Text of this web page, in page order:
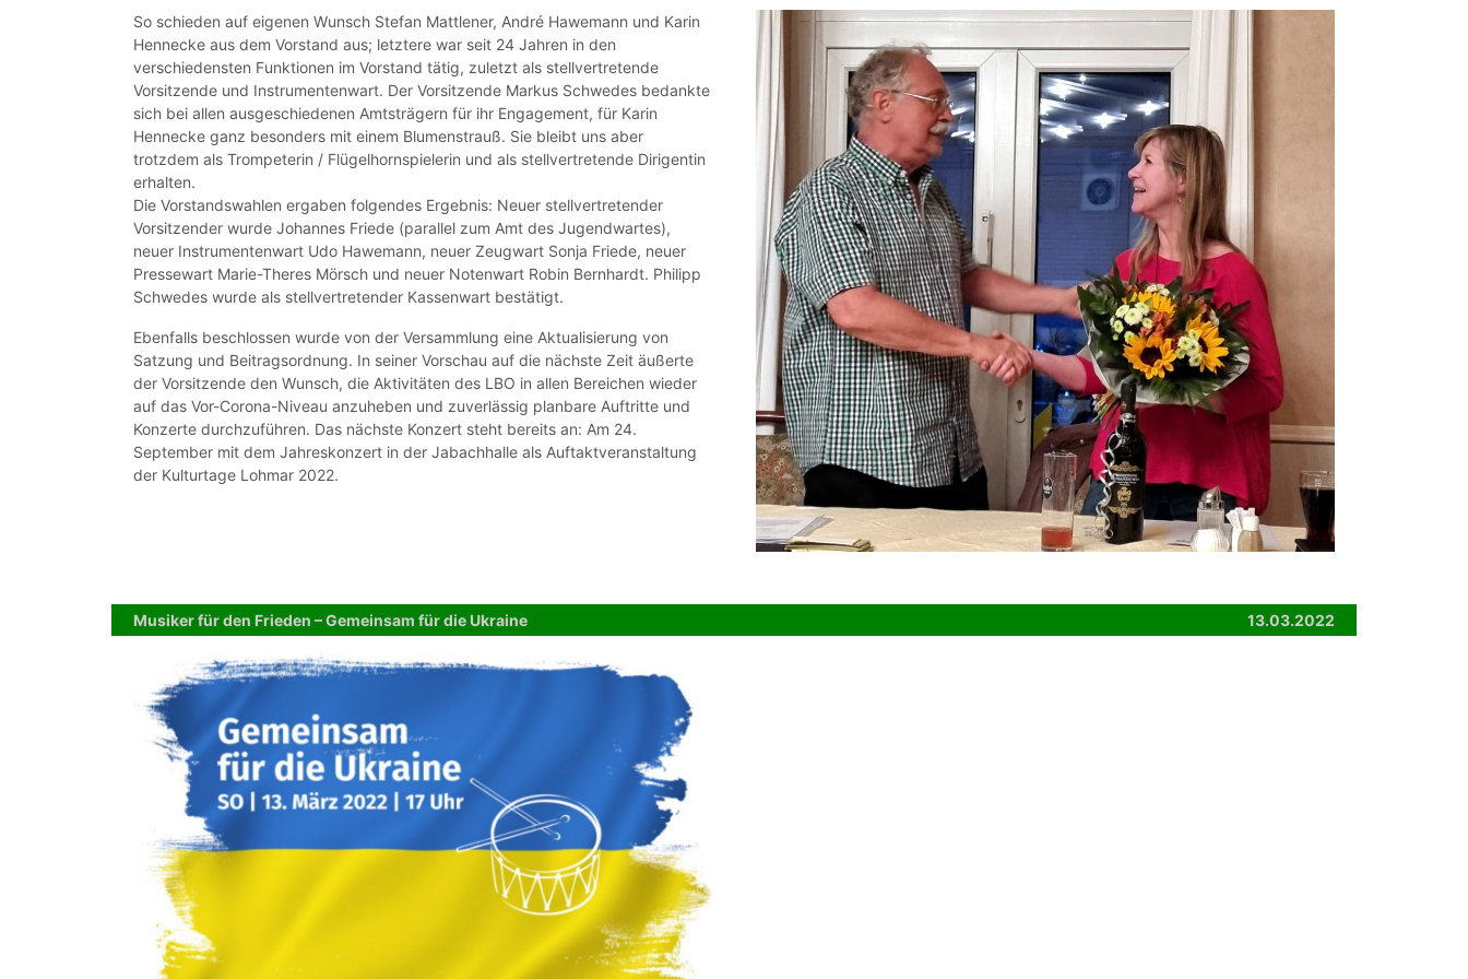
So schieden auf eigenen Wunsch Stefan Mattlener, André Hawemann und Karin
Hennecke aus dem Vorstand aus; letztere war seit 24 Jahren in den
verschiedensten Funktionen im Vorstand tätig, zuletzt als stellvertretende
Vorsitzende und Instrumentenwart. Der Vorsitzende Markus Schwedes bedankte
sich bei allen ausgeschiedenen Amtsträgern für ihr Engagement, für Karin
Hennecke ganz besonders mit einem Blumenstrauß. Sie bleibt uns aber
trotzdem als Trompeterin / Flügelhornspielerin und als stellvertretende Dirigentin
erhalten.
Die Vorstandswahlen ergaben folgendes Ergebnis: Neuer stellvertretender
Vorsitzender wurde Johannes Friede (parallel zum Amt des Jugendwartes),
neuer Instrumentenwart Udo Hawemann, neuer Zeugwart Sonja Friede, neuer
Pressewart Marie-Theres Mörsch und neuer Notenwart Robin Bernhardt. Philipp
Schwedes wurde als stellvertretender Kassenwart bestätigt.
Ebenfalls beschlossen wurde von der Versammlung eine Aktualisierung von
Satzung und Beitragsordnung. In seiner Vorschau auf die nächste Zeit äußerte
der Vorsitzende den Wunsch, die Aktivitäten des LBO in allen Bereichen wieder
auf das Vor-Corona-Niveau anzuheben und zuverlässig planbare Auftritte und
Konzerte durchzuführen. Das nächste Konzert steht bereits an: Am 24.
September mit dem Jahreskonzert in der Jabachhalle als Auftaktveranstaltung
der Kulturtage Lohmar 2022.
Musiker für den Frieden – Gemeinsam für die Ukraine 13.03.2022